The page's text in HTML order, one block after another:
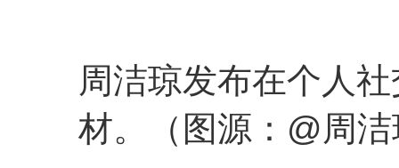
周洁琼发布在个人
材。（图源：@周